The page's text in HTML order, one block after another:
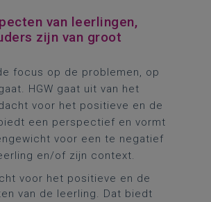
van leerlingen,
zijn van groot
focus op de problemen, op
HGW gaat uit van het
voor het positieve en de
een perspectief en vormt
voor een te negatief
en/of zijn context.
voor het positieve en de
van de leerling. Dat biedt